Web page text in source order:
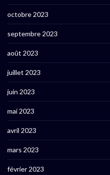
octobre 2023
septembre 2023
août 2023
juillet 2023
juin 2023
mai 2023
avril 2023
mars 2023
février 2023